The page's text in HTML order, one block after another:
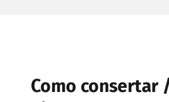
Larger
Como consertar